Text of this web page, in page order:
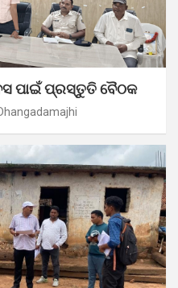
ପାଇଁ ପ୍ରସ୍ତୁତି ବୈଠକ